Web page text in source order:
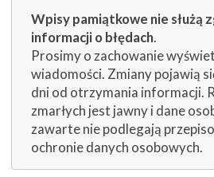
Wpisy pamiątkowe nie służą
informacji o błędach.
Prosimy o zachowanie
wiadomości. Zmiany pojawią
dni od otrzymania informacji.
zmarłych jest jawny i dane
zawarte nie podlegają
ochronie danych osobowych.